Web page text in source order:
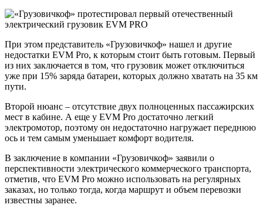
При этом представитель «Грузовичкоф» нашел и другие
недостатки EVM Pro, к которым стоит быть готовым. Первый
из них заключается в том, что грузовик может отключиться
уже при 15% заряда батареи, которых должно хватать на 35 км
пути.
Второй нюанс – отсутствие двух полноценных пассажирских
мест в кабине. А еще у EVM Pro достаточно легкий
электромотор, поэтому он недостаточно нагружает переднюю
ось и тем самым уменьшает комфорт водителя.
В заключение в компании «Грузовичкоф» заявили о
перспективности электрического коммерческого транспорта,
отметив, что EVM Pro можно использовать на регулярных
заказах, но только тогда, когда маршрут и объем перевозки
известны заранее.